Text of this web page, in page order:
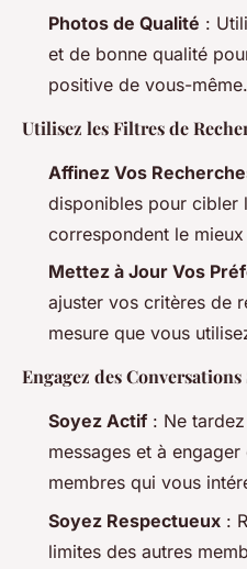
Photos de Qualité :
et de bonne qualité
positive de vous-même.
Utilisez les Filtres de
Affinez Vos
disponibles pour cibler
correspondent le
Mettez à Jour Vos
ajuster vos critères de
mesure que vous
Engagez des
Soyez Actif : Ne
messages et à
membres qui vous
Soyez Respectueux :
limites des autres